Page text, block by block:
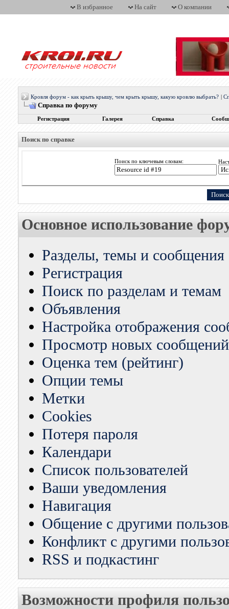
В избранное На сайт О компании
Кровля форум - как крыть крышу, чем крыть крышу, какую кровлю выбрать?
Справка по форуму
Регистрация Галерея Справка
Поиск по справке
Поиск по ключевым словам:
Основное использование
Разделы, темы и сообщения
Регистрация
Поиск по разделам и темам
Объявления
Настройка отображения
Просмотр новых
Оценка тем (рейтинг)
Опции темы
Метки
Cookies
Потеря пароля
Календари
Список пользователей
Ваши уведомления
Навигация
Общение с другими
Конфликт с другими
RSS и подкастинг
Возможности профиля